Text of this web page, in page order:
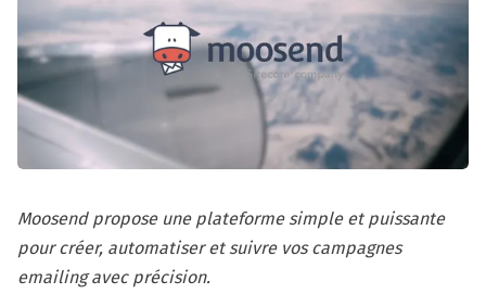
Moosend propose une plateforme simple et puissante
pour créer, automatiser et suivre vos campagnes
emailing avec précision.